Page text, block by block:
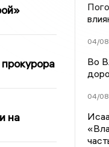
на
04/08
Во
04/08